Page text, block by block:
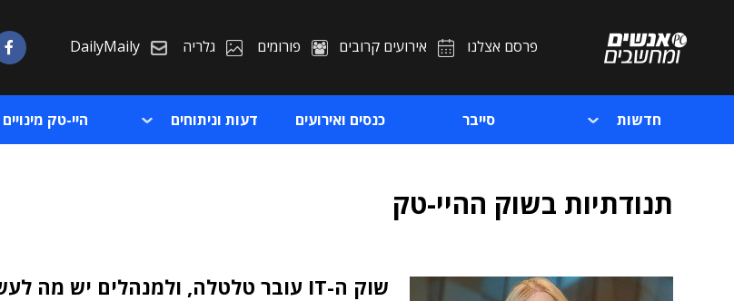
פרסם אצלנו אירועים קרובים פורומים גלריה DailyMaily
חדשות סייבר כנסים ואירועים דעות וניתוחים היי-טק מינויים
תנודתיות בשוק ההיי-טק
שוק ה-IT עובר טלטלה, ולמנהלים יש מה לעשות